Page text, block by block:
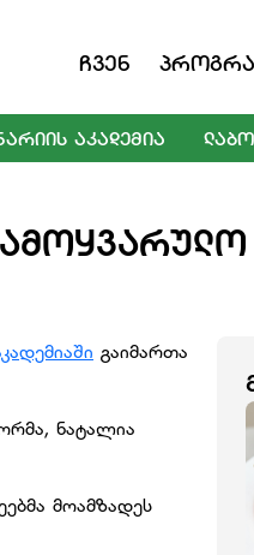
Ჩვენ
ᲐᲙᲐᲓᲔᲛᲘᲐ
გაიმართა
ნატალია
მოამზადეს